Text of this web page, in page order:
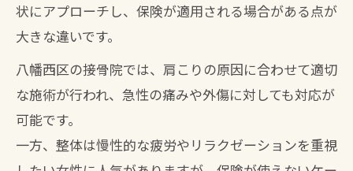
状にアプローチし、保険が適用される場合がある点が
大きな違いです。
八幡西区の接骨院では、肩こりの原因に合わせて適切
な施術が行われ、急性の痛みや外傷に対しても対応が
可能です。
一方、整体は慢性的な疲労やリラクゼーションを重視